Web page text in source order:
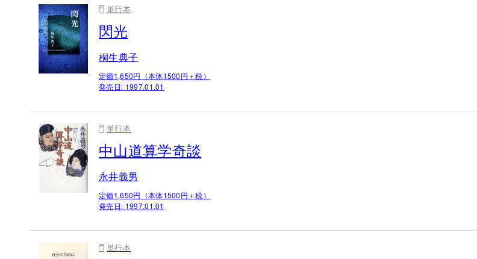
単行本
閃光
桐生典子
定価1,650円（本体1500円＋税）
発売日: 1997.01.01
単行本
中山道算学奇談
永井義男
定価1,650円（本体1500円＋税）
発売日: 1997.01.01
単行本